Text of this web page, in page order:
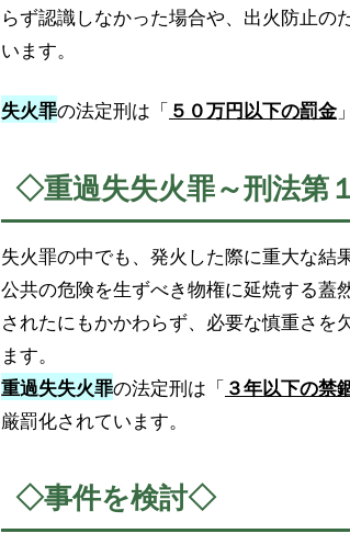
らず認識しなかった場合や、出火防止
います。
失火罪の法定刑は「 ５０万円以下の罰金
◇重過失失火罪～刑法第
失火罪の中でも、発火した際に重大な結
公共の危険を生ずべき物権に延焼する蓋
されたにもかかわらず、必要な慎重さを
ます。
重過失失火罪の法定刑は「 ３年以下の禁
厳罰化されています。
◇事件を検討◇